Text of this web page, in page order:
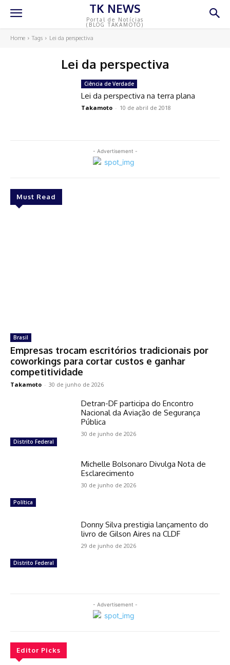
TK NEWS
Portal de Notícias
(BLOG TAKAMOTO)
Home Tags Lei da perspectiva
Lei da perspectiva
- Advertisement -
Must Read
Brasil
Empresas trocam escritórios tradicionais por
coworkings para cortar custos e ganhar
competitividade
Takamoto - 30 de junho de 2026
Distrito Federal
Detran-DF participa do Encontro
Nacional da Aviação de Segurança
Pública
30 de junho de 2026
Política
Michelle Bolsonaro Divulga Nota de
Esclarecimento
30 de junho de 2026
Distrito Federal
Donny Silva prestigia lançamento do
livro de Gilson Aires na CLDF
29 de junho de 2026
Ciência de Verdade
Lei da perspectiva na terra plana
Takamoto - 10 de abril de 2018
- Advertisement -
Editor Picks